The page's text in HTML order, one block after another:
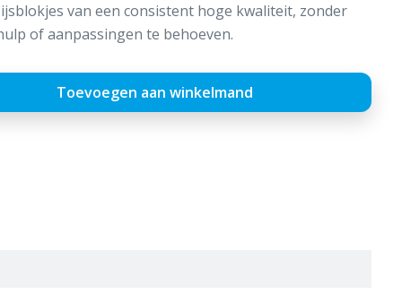
van een consistent hoge kwaliteit, zonder
of aanpassingen te behoeven.
Toevoegen aan winkelmand